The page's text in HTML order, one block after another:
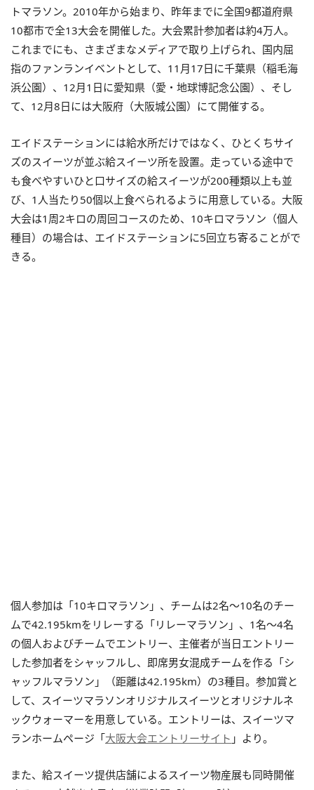
トマラソン。2010年から始まり、昨年までに全国9都道府県
10都市で全13大会を開催した。大会累計参加者は約4万人。
これまでにも、さまざまなメディアで取り上げられ、国内屈
指のファンランイベントとして、11月17日に千葉県（稲毛海
浜公園）、12月1日に愛知県（愛・地球博記念公園）、そし
て、12月8日には大阪府（大阪城公園）にて開催する。
エイドステーションには給水所だけではなく、ひとくちサイ
ズのスイーツが並ぶ給スイーツ所を設置。走っている途中で
も食べやすいひと口サイズの給スイーツが200種類以上も並
び、1人当たり50個以上食べられるように用意している。大阪
大会は1周2キロの周回コースのため、10キロマラソン（個人
種目）の場合は、エイドステーションに5回立ち寄ることがで
きる。
個人参加は「10キロマラソン」、チームは2名～10名のチー
ムで42.195kmをリレーする「リレーマラソン」、1名～4名
の個人およびチームでエントリー、主催者が当日エントリー
した参加者をシャッフルし、即席男女混成チームを作る「シ
ャッフルマラソン」（距離は42.195km）の3種目。参加賞と
して、スイーツマラソンオリジナルスイーツとオリジナルネ
ックウォーマーを用意している。エントリーは、スイーツマ
ランホームページ「大阪大会エントリーサイト 」より。
また、給スイーツ提供店舗によるスイーツ物産展も同時開催